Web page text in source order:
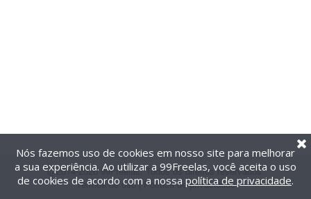
@2014-2026 99Freelas. Todos os direitos reservados.
Termos de uso| Política de privacidade
Nós fazemos uso de cookies em nosso site para melhorar
a sua experiência. Ao utilizar a 99Freelas, você aceita o uso
de cookies de acordo com a nossa política de privacidade.